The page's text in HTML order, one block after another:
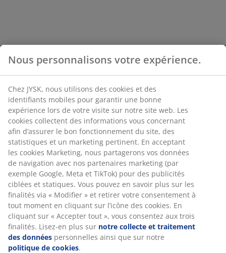
Nous personnalisons votre expérience.
Chez JYSK, nous utilisons des cookies et des
identifiants mobiles pour garantir une bonne
expérience lors de votre visite sur notre site web. Les
cookies collectent des informations vous concernant
afin d’assurer le bon fonctionnement du site, des
statistiques et un marketing pertinent. En acceptant
les cookies Marketing, nous partagerons vos données
de navigation avec nos partenaires marketing (par
exemple Google, Meta et TikTok) pour des publicités
ciblées et statiques. Vous pouvez en savoir plus sur les
finalités via « Modifier » et retirer votre consentement à
tout moment en cliquant sur l’icône des cookies. En
cliquant sur « Accepter tout », vous consentez aux trois
finalités. Lisez-en plus sur notre collecte et traitement
des données personnelles ainsi que sur notre
politique de cookies.